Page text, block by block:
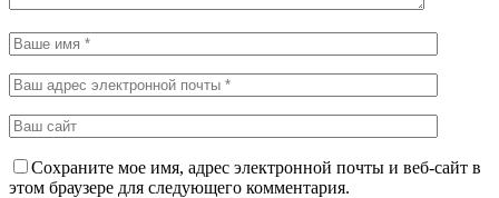
Сохраните мое имя, адрес электронной почты и веб-сайт в
этом браузере для следующего комментария.